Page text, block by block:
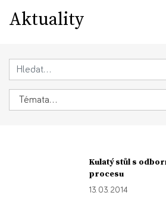
Aktuality
Kulatý stůl s
procesu
13. 03. 2014